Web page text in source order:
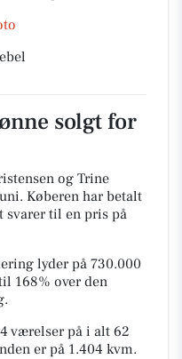
solgt for
og Trine
Køberen har betalt
svarer til en pris på
lyder på 730.000
168% over den
værelser på i alt 62
er på 1.404 kvm.